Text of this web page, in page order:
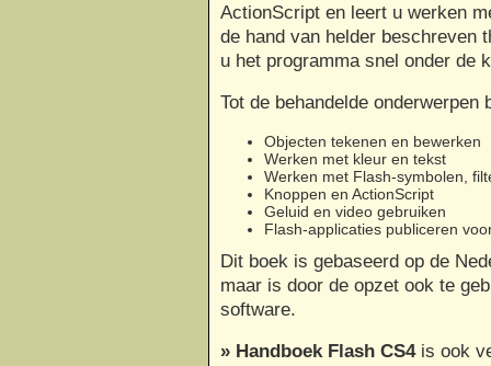
ActionScript en leert u werken
de hand van helder beschreven
u het programma snel onder de
Tot de behandelde onderwerpen
Objecten tekenen en bewerken
Werken met kleur en tekst
Werken met Flash-symbolen,
Knoppen en ActionScript
Geluid en video gebruiken
Flash-applicaties publiceren
Dit boek is gebaseerd op de
maar is door de opzet ook te
software.
» Handboek Flash CS4is ook